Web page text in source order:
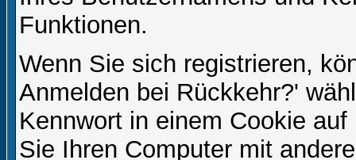
Funktionen.
Wenn Sie sich registrieren,
Anmelden bei Rückkehr?'
Kennwort in einem Cookie
Sie Ihren Computer mit